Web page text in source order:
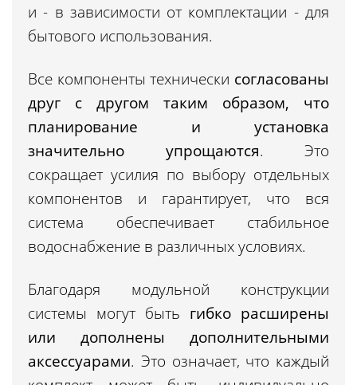
и - в зависимости от комплектации - для
бытового использования.
Все компоненты технически согласованы
друг с другом таким образом, что
планирование и установка
значительно упрощаются. Это
сокращает усилия по выбору отдельных
компонентов и гарантирует, что вся
система обеспечивает стабильное
водоснабжение в различных условиях.
Благодаря модульной конструкции
системы могут быть гибко расширены
или дополнены дополнительными
аксессуарами. Это означает, что каждый